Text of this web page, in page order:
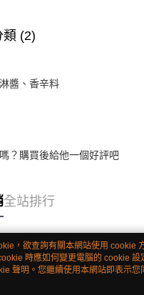
類 (2)
醬、香辛料
？購買後給他一個好評吧
全站排行
，欲查詢有關本網站使用 cookie
時應如何變更電腦的 cookie 設
聲明。您繼續使用本網站即表示
明使用 cookie。